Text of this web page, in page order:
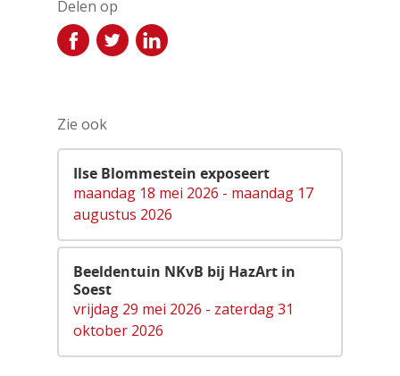
Delen op
Zie ook
Ilse Blommestein exposeert
maandag 18 mei 2026 - maandag 17
augustus 2026
Beeldentuin NKvB bij HazArt in
Soest
vrijdag 29 mei 2026 - zaterdag 31
oktober 2026